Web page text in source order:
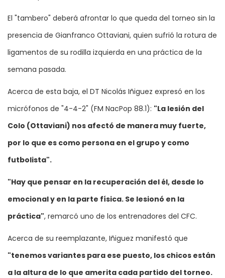
El "tambero" deberá afrontar lo que queda del torneo sin la
presencia de Gianfranco Ottaviani, quien sufrió la rotura de
ligamentos de su rodilla izquierda en una práctica de la
semana pasada.
Acerca de esta baja, el DT Nicolás Iñiguez expresó en los
micrófonos de "4-4-2" (FM NacPop 88.1): "La lesión del
Colo (Ottaviani) nos afectó de manera muy fuerte,
por lo que es como persona en el grupo y como
futbolista".
"Hay que pensar en la recuperación del él, desde lo
emocional y en la parte física. Se lesionó en la
práctica", remarcó uno de los entrenadores del CFC.
Acerca de su reemplazante, Iñiguez manifestó que
"tenemos variantes para ese puesto, los chicos están
a la altura de lo que amerita cada partido del torneo.